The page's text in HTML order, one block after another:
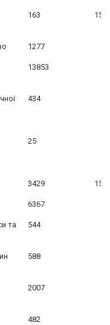
163
1277
13853
434
25
3429
6367
та
544
588
2007
482